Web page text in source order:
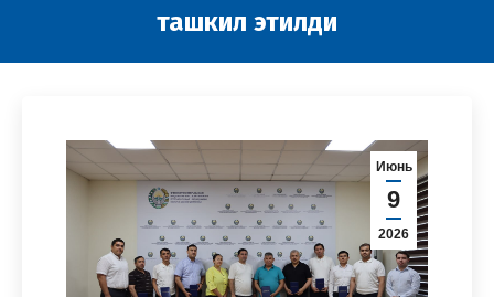
ташкил этилди
Июнь
9
2026